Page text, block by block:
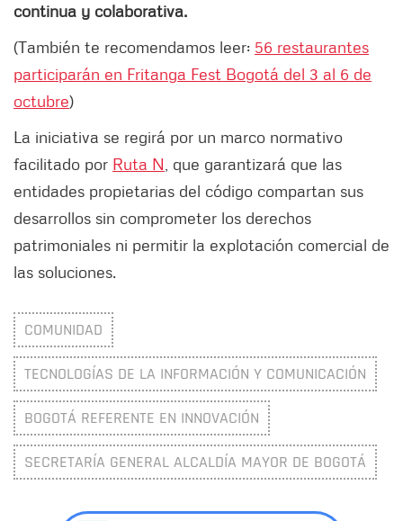
continua y colaborativa.
(También te recomendamos leer: 56 restaurantes
participarán en Fritanga Fest Bogotá del 3 al 6 de
octubre)
La iniciativa se regirá por un marco normativo
facilitado por Ruta N , que garantizará que las
entidades propietarias del código compartan sus
desarrollos sin comprometer los derechos
patrimoniales ni permitir la explotación comercial de
las soluciones.
COMUNIDAD
TECNOLOGÍAS DE LA INFORMACIÓN Y COMUNICACIÓN
BOGOTÁ REFERENTE EN INNOVACIÓN
SECRETARÍA GENERAL ALCALDÍA MAYOR DE BOGOTÁ